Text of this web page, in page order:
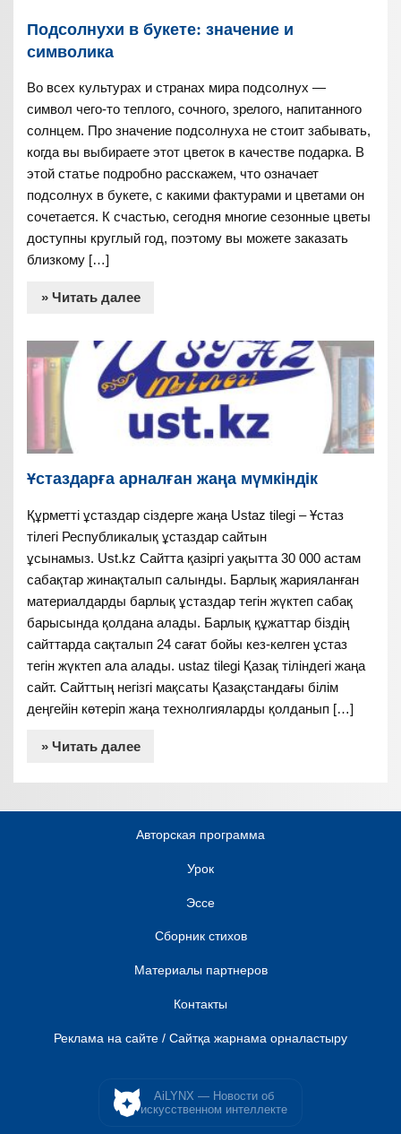
Подсолнухи в букете: значение и
символика
Во всех культурах и странах мира подсолнух —
символ чего-то теплого, сочного, зрелого, напитанного
солнцем. Про значение подсолнуха не стоит забывать,
когда вы выбираете этот цветок в качестве подарка. В
этой статье подробно расскажем, что означает
подсолнух в букете, с какими фактурами и цветами он
сочетается. К счастью, сегодня многие сезонные цветы
доступны круглый год, поэтому вы можете заказать
близкому […]
» Читать далее
Ұстаздарға арналған жаңа мүмкіндік
Құрметті ұстаздар сіздерге жаңа Ustaz tilegi – Ұстаз
тілегі Республикалық ұстаздар сайтын
ұсынамыз. Ust.kz Сайтта қазіргі уақытта 30 000 астам
сабақтар жинақталып салынды. Барлық жарияланған
материалдарды барлық ұстаздар тегін жүктеп сабақ
барысында қолдана алады. Барлық құжаттар біздің
сайттарда сақталып 24 сағат бойы кез-келген ұстаз
тегін жүктеп ала алады. ustaz tilegi Қазақ тіліндегі жаңа
сайт. Сайттың негізгі мақсаты Қазақстандағы білім
деңгейін көтеріп жаңа технолгияларды қолданып […]
» Читать далее
Авторская программа
Урок
Эссе
Сборник стихов
Материалы партнеров
Контакты
Реклама на сайте / Сайтқа жарнама орналастыру
AiLYNX — Новости об
искусственном интеллекте